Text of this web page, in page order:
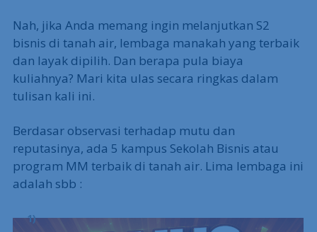
Nah, jika Anda memang ingin melanjutkan S2
bisnis di tanah air, lembaga manakah yang terbaik
dan layak dipilih. Dan berapa pula biaya
kuliahnya? Mari kita ulas secara ringkas dalam
tulisan kali ini.
Berdasar observasi terhadap mutu dan
reputasinya, ada 5 kampus Sekolah Bisnis atau
program MM terbaik di tanah air. Lima lembaga ini
adalah sbb :